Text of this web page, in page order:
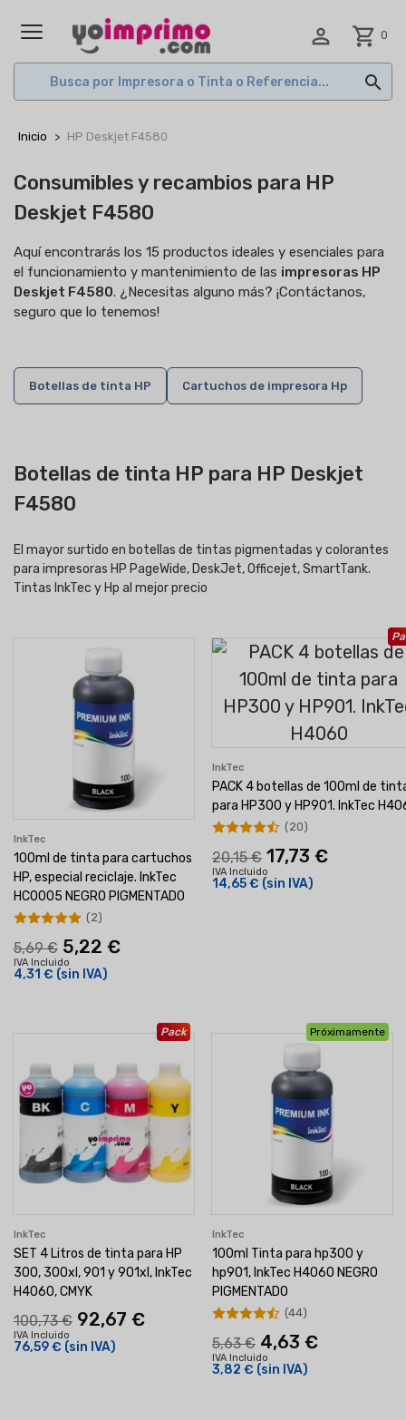
 shopping_cart 0

Inicio HP Deskjet F4580
Consumibles y recambios para HP
Deskjet F4580
Aquí encontrarás los 15 productos ideales y esenciales para
el funcionamiento y mantenimiento de las impresoras HP
Deskjet F4580. ¿Necesitas alguno más? ¡Contáctanos,
seguro que lo tenemos!
Botellas de tinta HP Cartuchos de impresora Hp
Botellas de tinta HP para HP Deskjet
F4580
El mayor surtido en botellas de tintas pigmentadas y colorantes
para impresoras HP PageWide, DeskJet, Officejet, SmartTank.
Tintas InkTec y Hp al mejor precio
InkTec
100ml de tinta para cartuchos
HP, especial reciclaje. InkTec
HC0005 NEGRO PIGMENTADO
5,69 € 5,22 €
IVA Incluido
4,31 € (sin IVA)
(2)
InkTec
PACK 4 botellas de 100ml de
para HP300 y HP901. InkTec
20,15 € 17,73 €
IVA Incluido
14,65 € (sin IVA)
(20)
Pack
InkTec
SET 4 Litros de tinta para HP
300, 300xl, 901 y 901xl, InkTec
H4060, CMYK
100,73 € 92,67 €
IVA Incluido
76,59 € (sin IVA)
Próximamente
InkTec
100ml Tinta para hp300 y
hp901, InkTec H4060 NEGRO
PIGMENTADO
5,63 € 4,63 €
IVA Incluido
3,82 € (sin IVA)
(44)